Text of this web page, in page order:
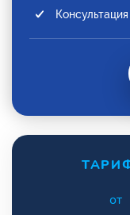
от